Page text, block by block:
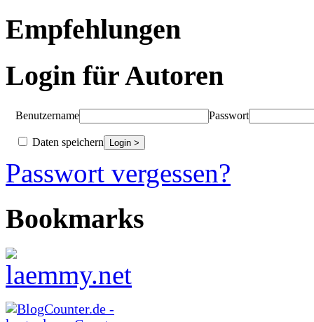
Empfehlungen
Login für Autoren
Benutzername Passwort
Daten speichern
Passwort vergessen?
Bookmarks